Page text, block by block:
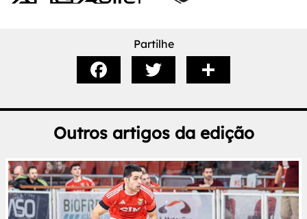
Partilhe
Outros artigos da edição